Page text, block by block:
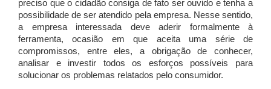
preciso que o cidadão consiga de fato ser ouvido e tenha a
possibilidade de ser atendido pela empresa. Nesse sentido,
a empresa interessada deve aderir formalmente à
ferramenta, ocasião em que aceita uma série de
compromissos, entre eles, a obrigação de conhecer,
analisar e investir todos os esforços possíveis para
solucionar os problemas relatados pelo consumidor.